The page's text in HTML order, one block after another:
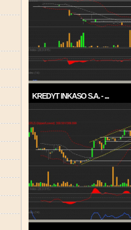
KREDYT INKASO S.A. - ...
każdym razie w ...